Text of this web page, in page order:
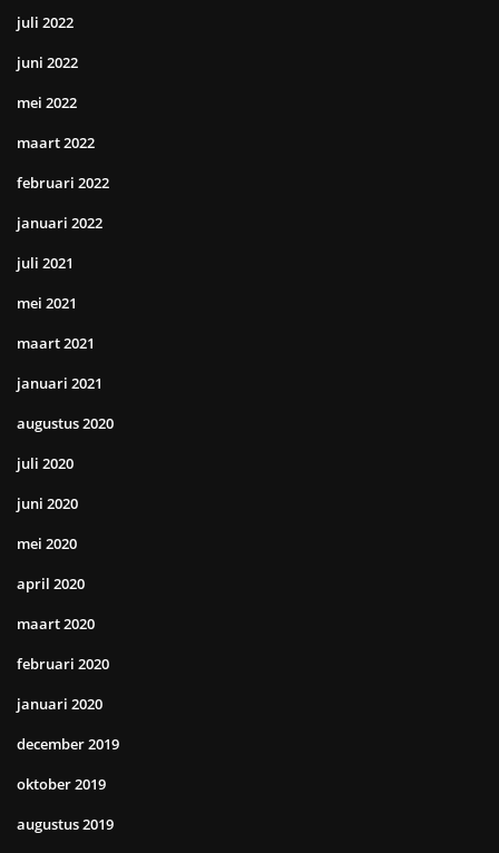
juli 2022
juni 2022
mei 2022
maart 2022
februari 2022
januari 2022
juli 2021
mei 2021
maart 2021
januari 2021
augustus 2020
juli 2020
juni 2020
mei 2020
april 2020
maart 2020
februari 2020
januari 2020
december 2019
oktober 2019
augustus 2019